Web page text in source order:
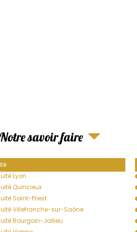
Notre savoir faire
Lyon
Quincieux
Saint-Priest
Villefranche-sur-Saône
Bourgoin-Jallieu